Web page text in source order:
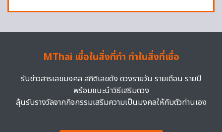
MThai เชื่อในสิ่งที่ทำ ทำในสิ่งที่เชื่อ
รับข่าวสารเลขมงคล สถิติเลขดัง ดวงรายวัน รายเดือน รายปี
พร้อมแนะนำวิธีเสริมดวง
ลุ้นรับรางวัลจากกิจกรรมเสริมความเป็นมงคลให้กับตัวท่านเอง